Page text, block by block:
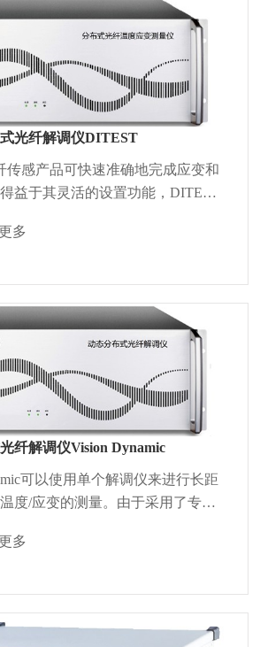
光纤解调仪DITEST
传感产品可快速准确地完成应变和
益于其灵活的设置功能，DITEST
好地适应各种测试...
多
纤解调仪Vision Dynamic
可以使用单个解调仪来进行长距
度/应变的测量。由于采用了专有
它在精度、...
多